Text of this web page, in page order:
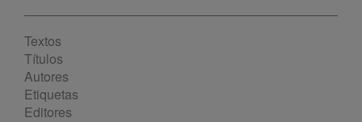
Textos
Títulos
Autores
Etiquetas
Editores